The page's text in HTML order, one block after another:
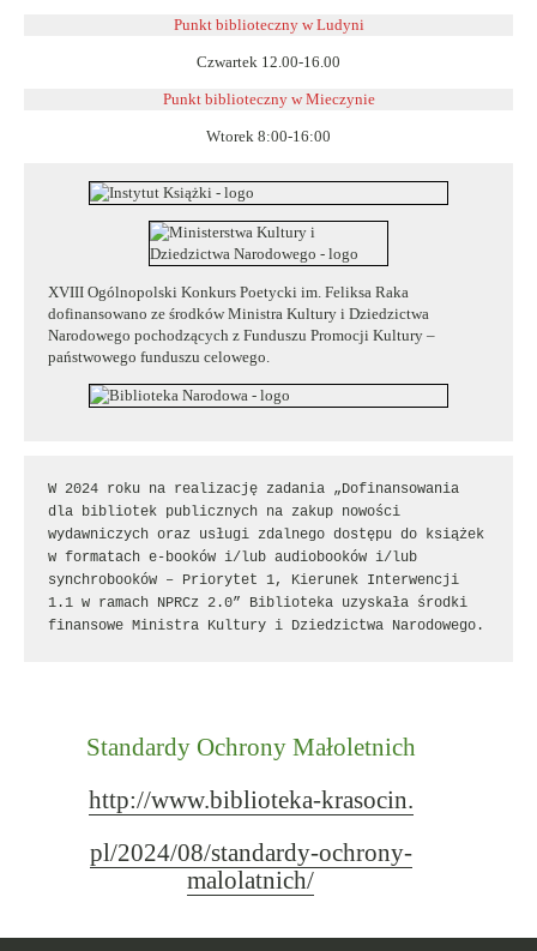
Punkt biblioteczny w Ludyni
Czwartek 12.00-16.00
Punkt biblioteczny w Mieczynie
Wtorek 8:00-16:00
XVIII Ogólnopolski Konkurs Poetycki im. Feliksa Raka
dofinansowano ze środków Ministra Kultury i Dziedzictwa
Narodowego pochodzących z Funduszu Promocji Kultury –
państwowego funduszu celowego.
W 2024 roku na realizację zadania „Dofinansowania
dla bibliotek publicznych na zakup nowości
wydawniczych oraz usługi zdalnego dostępu do książek
w formatach e-booków i/lub audiobooków i/lub
synchrobooków – Priorytet 1, Kierunek Interwencji
1.1 w ramach NPRCz 2.0” Biblioteka uzyskała środki
finansowe Ministra Kultury i Dziedzictwa Narodowego.
Standardy Ochrony Małoletnich
http://www.biblioteka-krasocin.
pl/2024/08/standardy-ochrony-
malolatnich/